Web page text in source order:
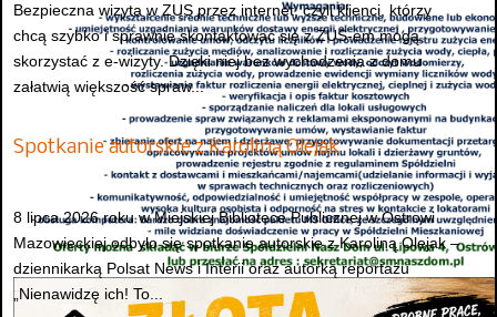
Bezpieczna wizyta w ZUS przez internet, czyli klienci, którzy
chcą szybko i sprawnie skontaktować się z ZUS-em mogą
skorzystać z e-wizyty. Dzięki niej bez wychodzenia z domu
załatwią większość spraw...
Spotkanie autorskie z Karoliną Olejak
8 lipca 2026 roku w Miejskiej Bibliotece Publicznej w Ostrowi
Mazowieckiej odbyło się spotkanie autorskie z Karoliną Olejak –
dziennikarką Polsat News i Interii oraz autorką reportażu
„Nienawidzę ich! To...